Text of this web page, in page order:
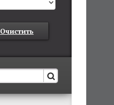
Очистить